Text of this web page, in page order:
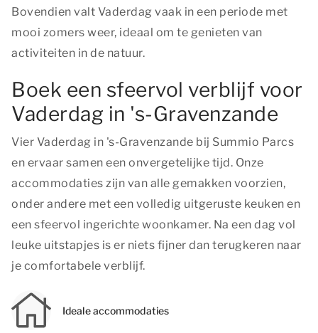
Bovendien valt Vaderdag vaak in een periode met
mooi zomers weer, ideaal om te genieten van
activiteiten in de natuur.
Boek een sfeervol verblijf voor
Vaderdag in 's-Gravenzande
Vier Vaderdag in 's-Gravenzande bij Summio Parcs
en ervaar samen een onvergetelijke tijd. Onze
accommodaties zijn van alle gemakken voorzien,
onder andere met een volledig uitgeruste keuken en
een sfeervol ingerichte woonkamer. Na een dag vol
leuke uitstapjes is er niets fijner dan terugkeren naar
je comfortabele verblijf.
Ideale accommodaties